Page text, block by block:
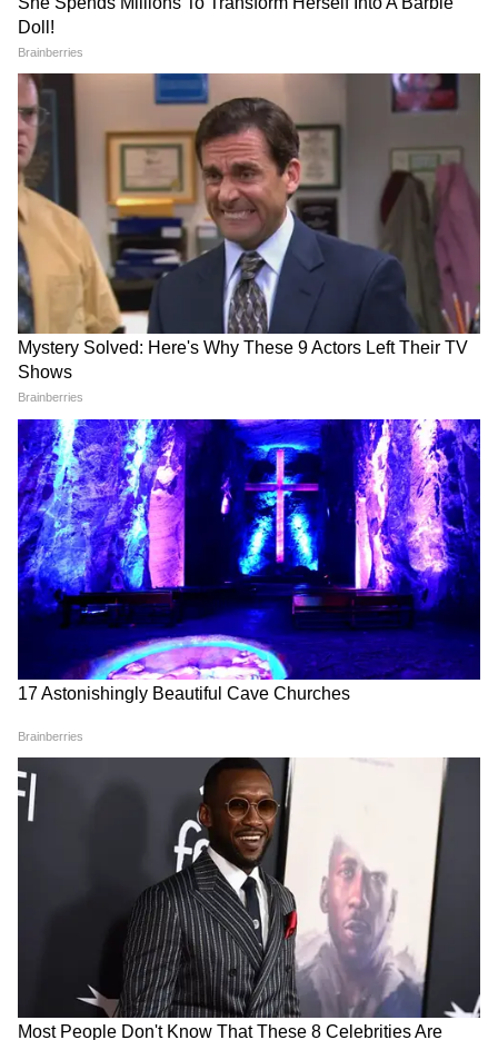
Modi in IIT Delhi: देश के युवाओं को PM
Modi ने दिया सक्सेस का बहुत बड़ा फॉर्मूला,
बजने लगी तालियां